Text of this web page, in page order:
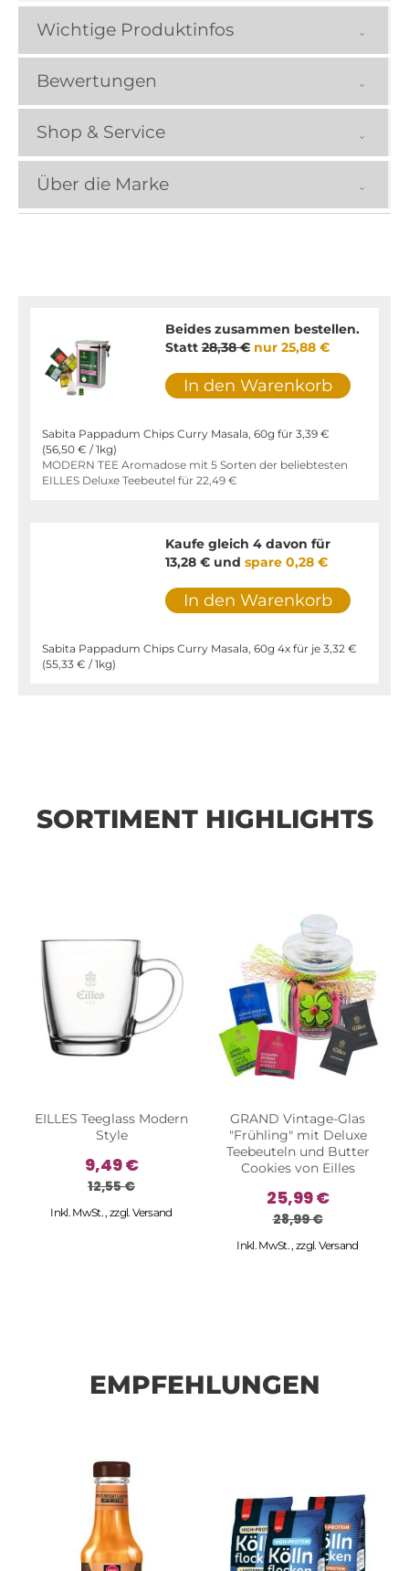
Wichtige Produktinfos
Bewertungen
Shop & Service
Über die Marke
Beides zusammen bestellen.
Statt28,38 € nur 25,88 €
In den Warenkorb
Sabita Pappadum Chips Curry Masala, 60g für 3,39 €
(56,50 € / 1kg)
MODERN TEE Aromadose mit 5 Sorten der beliebtesten
EILLES Deluxe Teebeutel für 22,49 €
Kaufe gleich 4 davon für
13,28 €und spare 0,28 €
In den Warenkorb
Sabita Pappadum Chips Curry Masala, 60g 4x für je 3,32 €
(55,33 € / 1kg)
SORTIMENT HIGHLIGHTS
EILLES Teeglass Modern
Style
9,49 €
12,55 €
Inkl. MwSt.,zzgl.Versand
GRAND Vintage-Glas
"Frühling" mit Deluxe
Teebeuteln und Butter
Cookies von Eilles
25,99 €
28,99 €
Inkl. MwSt.,zzgl.Versand
EMPFEHLUNGEN